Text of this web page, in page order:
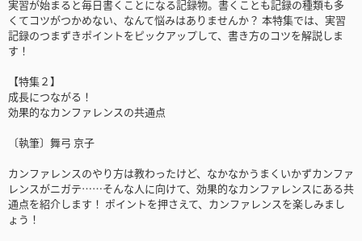
実習が始まると毎日書くことになる記録物。書くことも記録の種類も多
くてコツがつかめない、なんて悩みはありませんか？ 本特集では、実習
記録のつまずきポイントをピックアップして、書き方のコツを解説しま
す！
【特集２】
成長につながる！
効果的なカンファレンスの共通点
〔執筆〕舞弓 京子
カンファレンスのやり方は教わったけど、なかなかうまくいかずカンファ
レンスがニガテ……そんな人に向けて、効果的なカンファレンスにある共
通点を紹介します！ ポイントを押さえて、カンファレンスを楽しみまし
ょう！